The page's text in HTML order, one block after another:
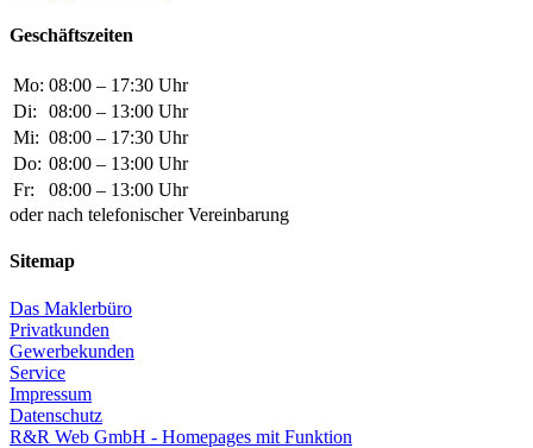
Geschäftszeiten
Mo: 08:00 – 17:30 Uhr
Di:
08:00 – 13:00 Uhr
Mi: 08:00 – 17:30 Uhr
Do: 08:00 – 13:00 Uhr
Fr:
08:00 – 13:00 Uhr
oder nach telefonischer Vereinbarung
Sitemap
Das Maklerbüro
Privatkunden
Gewerbekunden
Service
Impressum
Datenschutz
R&R Web GmbH - Homepages mit Funktion